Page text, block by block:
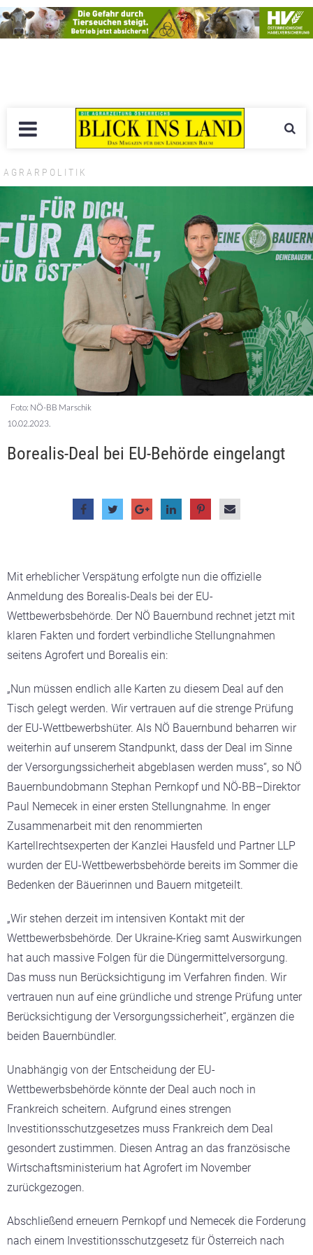
AGRARPOLITIK
Foto: NÖ-BB Marschik
10.02.2023.
Borealis-Deal bei EU-Behörde eingelangt
Mit erheblicher Verspätung erfolgte nun die offizielle
Anmeldung des Borealis-Deals bei der EU-
Wettbewerbsbehörde. Der NÖ Bauernbund rechnet jetzt mit
klaren Fakten und fordert verbindliche Stellungnahmen
seitens Agrofert und Borealis ein:
„Nun müssen endlich alle Karten zu diesem Deal auf den
Tisch gelegt werden. Wir vertrauen auf die strenge Prüfung
der EU-Wettbewerbshüter. Als NÖ Bauernbund beharren wir
weiterhin auf unserem Standpunkt, dass der Deal im Sinne
der Versorgungssicherheit abgeblasen werden muss“, so NÖ
Bauernbundobmann Stephan Pernkopf und NÖ-BB–Direktor
Paul Nemecek in einer ersten Stellungnahme. In enger
Zusammenarbeit mit den renommierten
Kartellrechtsexperten der Kanzlei Hausfeld und Partner LLP
wurden der EU-Wettbewerbsbehörde bereits im Sommer die
Bedenken der Bäuerinnen und Bauern mitgeteilt.
„Wir stehen derzeit im intensiven Kontakt mit der
Wettbewerbsbehörde. Der Ukraine-Krieg samt Auswirkungen
hat auch massive Folgen für die Düngermittelversorgung.
Das muss nun Berücksichtigung im Verfahren finden. Wir
vertrauen nun auf eine gründliche und strenge Prüfung unter
Berücksichtigung der Versorgungssicherheit“, ergänzen die
beiden Bauernbündler.
Unabhängig von der Entscheidung der EU-
Wettbewerbsbehörde könnte der Deal auch noch in
Frankreich scheitern. Aufgrund eines strengen
Investitionsschutzgesetzes muss Frankreich dem Deal
gesondert zustimmen. Diesen Antrag an das französische
Wirtschaftsministerium hat Agrofert im November
zurückgezogen.
Abschließend erneuern Pernkopf und Nemecek die Forderung
nach einem Investitionsschutzgesetz für Österreich nach